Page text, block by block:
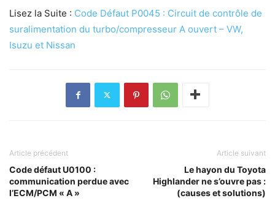
Lisez la Suite : Code Défaut P0045 : Circuit de contrôle de
suralimentation du turbo/compresseur A ouvert – VW,
Isuzu et Nissan
Article précédent
Code défaut U0100 :
communication perdue avec
l’ECM/PCM « A »
Article suivant
Le hayon du Toyota
Highlander ne s’ouvre pas :
(causes et solutions)